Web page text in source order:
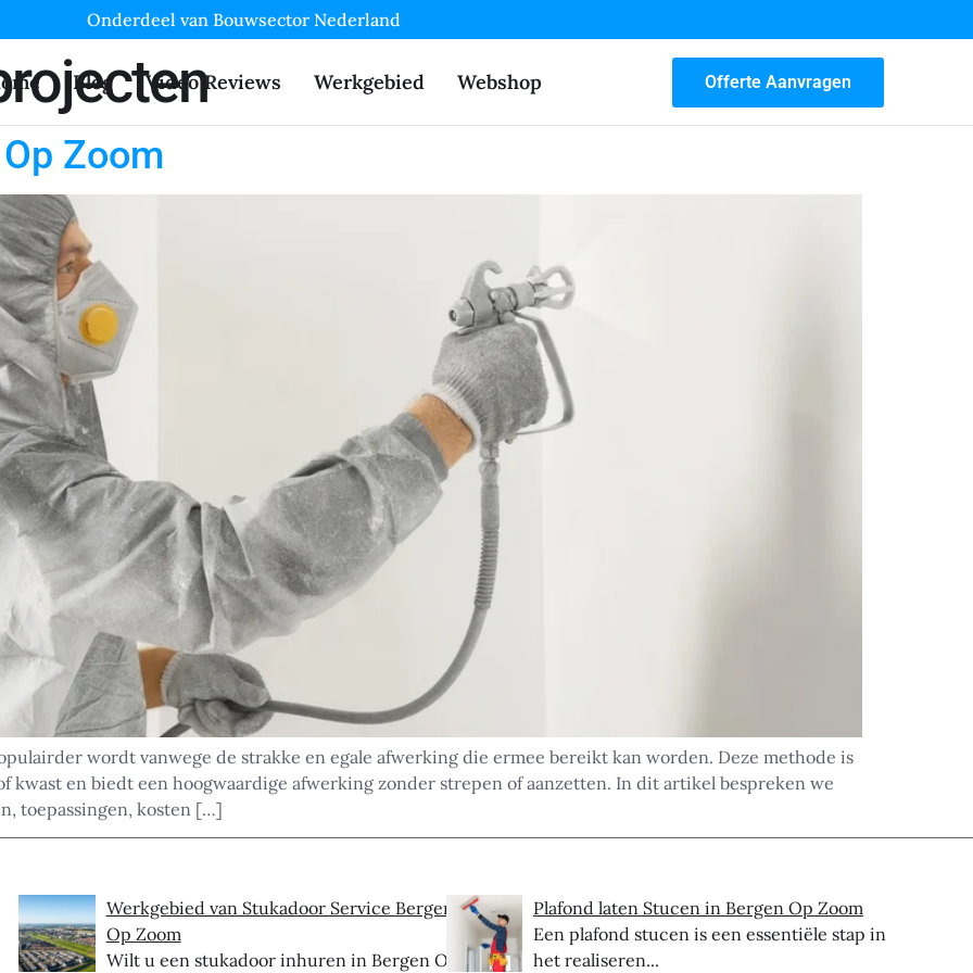
Onderdeel van Bouwsector Nederland
Blog Video Reviews Werkgebied Webshop Offerte Aanvragen
Zoom
wordt vanwege de strakke en egale afwerking die ermee bereikt kan worden. Deze methode is
kwast en biedt een hoogwaardige afwerking zonder strepen of aanzetten. In dit artikel bespreken we
toepassingen, kosten […]
Werkgebied van Stukadoor Service Bergen
Op Zoom
Wilt u een stukadoor inhuren in Bergen Op
Plafond laten Stucen in Bergen Op Zoom
Een plafond stucen is een essentiële stap in
het realiseren...